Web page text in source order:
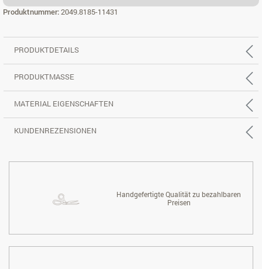
Produktnummer:2049.8185-11431
PRODUKTDETAILS
PRODUKTMASSE
MATERIAL EIGENSCHAFTEN
KUNDENREZENSIONEN
Handgefertigte Qualität zu bezahlbaren
Preisen